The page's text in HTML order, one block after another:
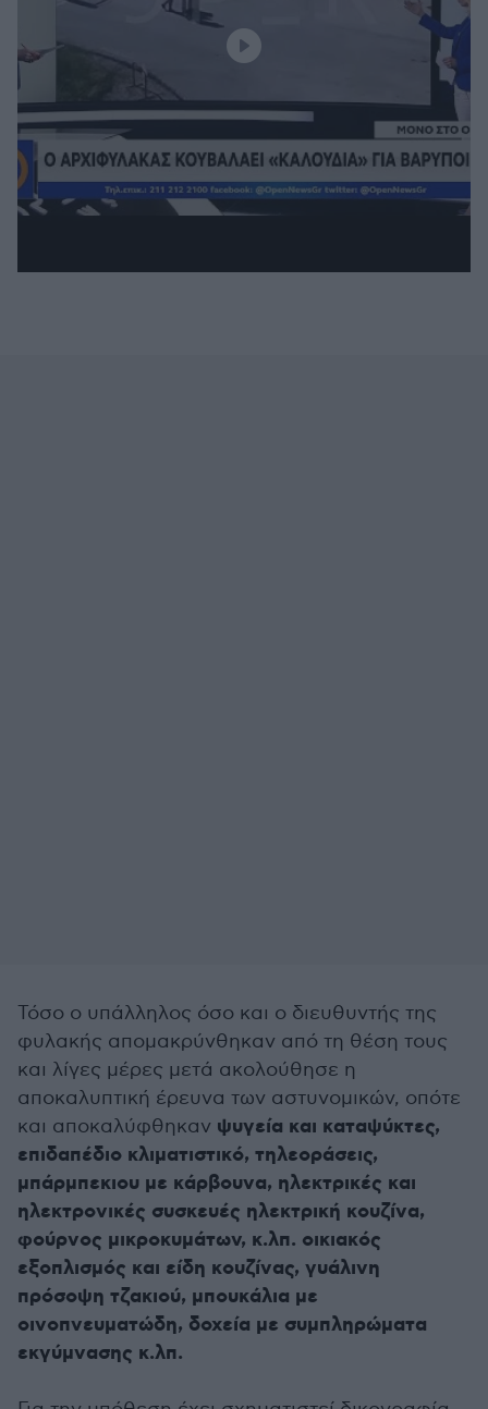
Τόσο ο υπάλληλος όσο και ο διευθυντής της
φυλακής απομακρύνθηκαν από τη θέση τους
και λίγες μέρες μετά ακολούθησε η
αποκαλυπτική έρευνα των αστυνομικών, οπότε
και αποκαλύφθηκαν ψυγεία και καταψύκτες,
επιδαπέδιο κλιματιστικό, τηλεοράσεις,
μπάρμπεκιου με κάρβουνα, ηλεκτρικές και
ηλεκτρονικές συσκευές ηλεκτρική κουζίνα,
φούρνος μικροκυμάτων, κ.λπ. οικιακός
εξοπλισμός και είδη κουζίνας, γυάλινη
πρόσοψη τζακιού, μπουκάλια με
οινοπνευματώδη, δοχεία με συμπληρώματα
εκγύμνασης κ.λπ.